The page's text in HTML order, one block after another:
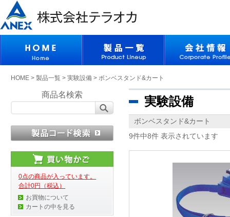
HOME > 製品一覧 > 実験設備 > ボンベスタンド&カート
商品名検索
0点の商品が入っています。
合計0円（税込）
お買物について
カートの中を見る
実験設備
ボンベスタンド&カート
9件中8件 表示されています